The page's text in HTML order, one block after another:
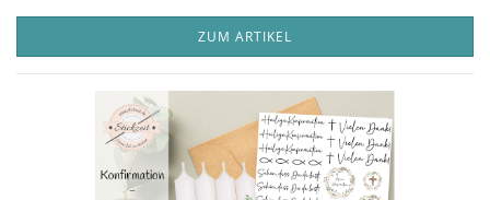
ZUM ARTIKEL